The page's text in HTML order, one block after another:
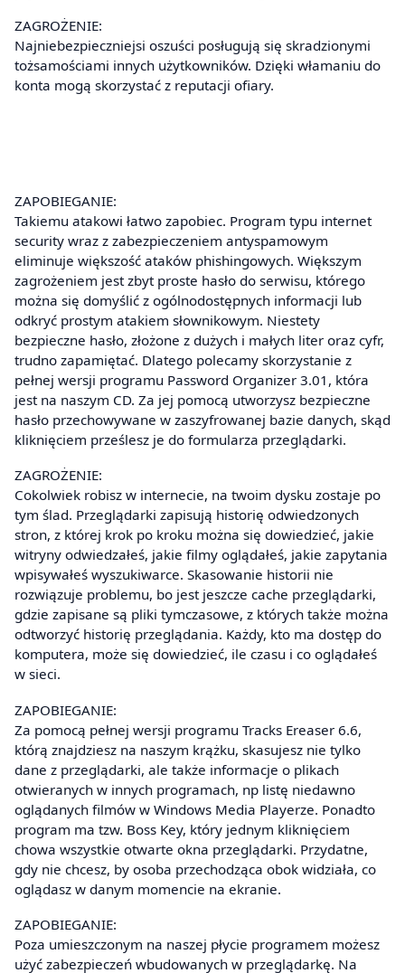
ZAGROŻENIE:
Najniebezpieczniejsi oszuści posługują się skradzionymi
tożsamościami innych użytkowników. Dzięki włamaniu do
konta mogą skorzystać z reputacji ofiary.
ZAPOBIEGANIE:
Takiemu atakowi łatwo zapobiec. Program typu internet
security wraz z zabezpieczeniem antyspamowym
eliminuje większość ataków phishingowych. Większym
zagrożeniem jest zbyt proste hasło do serwisu, którego
można się domyślić z ogólnodostępnych informacji lub
odkryć prostym atakiem słownikowym. Niestety
bezpieczne hasło, złożone z dużych i małych liter oraz cyfr,
trudno zapamiętać. Dlatego polecamy skorzystanie z
pełnej wersji programu Password Organizer 3.01, która
jest na naszym CD. Za jej pomocą utworzysz bezpieczne
hasło przechowywane w zaszyfrowanej bazie danych, skąd
kliknięciem prześlesz je do formularza przeglądarki.
ZAGROŻENIE:
Cokolwiek robisz w internecie, na twoim dysku zostaje po
tym ślad. Przeglądarki zapisują historię odwiedzonych
stron, z której krok po kroku można się dowiedzieć, jakie
witryny odwiedzałeś, jakie filmy oglądałeś, jakie zapytania
wpisywałeś wyszukiwarce. Skasowanie historii nie
rozwiązuje problemu, bo jest jeszcze cache przeglądarki,
gdzie zapisane są pliki tymczasowe, z których także można
odtworzyć historię przeglądania. Każdy, kto ma dostęp do
komputera, może się dowiedzieć, ile czasu i co oglądałeś
w sieci.
ZAPOBIEGANIE:
Za pomocą pełnej wersji programu Tracks Ereaser 6.6,
którą znajdziesz na naszym krążku, skasujesz nie tylko
dane z przeglądarki, ale także informacje o plikach
otwieranych w innych programach, np listę niedawno
oglądanych filmów w Windows Media Playerze. Ponadto
program ma tzw. Boss Key, który jednym kliknięciem
chowa wszystkie otwarte okna przeglądarki. Przydatne,
gdy nie chcesz, by osoba przechodząca obok widziała, co
oglądasz w danym momencie na ekranie.
ZAPOBIEGANIE:
Poza umieszczonym na naszej płycie programem możesz
użyć zabezpieczeń wbudowanych w przeglądarkę. Na